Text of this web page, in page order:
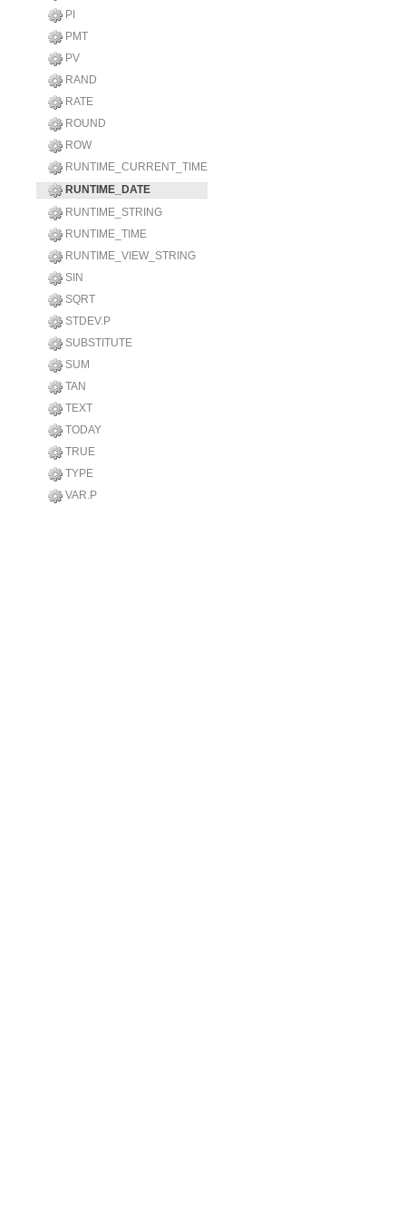
PI
PMT
PV
RAND
RATE
ROUND
ROW
RUNTIME_CURRENT_TIME
RUNTIME_DATE
RUNTIME_STRING
RUNTIME_TIME
RUNTIME_VIEW_STRING
SIN
SQRT
STDEV.P
SUBSTITUTE
SUM
TAN
TEXT
TODAY
TRUE
TYPE
VAR.P